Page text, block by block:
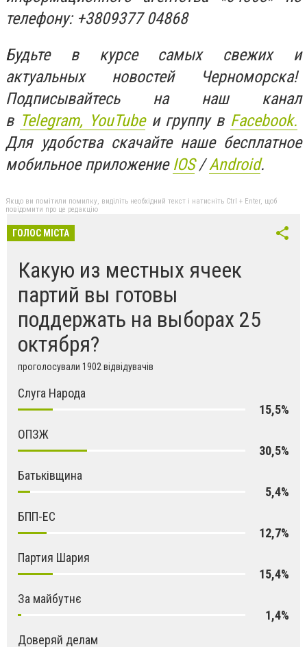
телефону: +3809377 04868
Будьте в курсе самых свежих и
актуальных новостей Черноморска!
Подписывайтесь на наш канал
в Telegram, YouTubeи группу в Facebook.
Для удобства скачайте наше бесплатное
мобильное приложение IOS/Android.
Якщо ви помітили помилку, виділіть необхідний текст і натисніть Ctrl + Enter, щоб
повідомити про це редакцію
ГОЛОС МІСТА
Какую из местных ячеек
партий вы готовы
поддержать на выборах 25
октября?
проголосували 1902 відвідувачів
Слуга Народа
15,5%
ОПЗЖ
30,5%
Батьківщина
5,4%
БПП-ЕС
12,7%
Партия Шария
15,4%
За майбутнє
1,4%
Доверяй делам